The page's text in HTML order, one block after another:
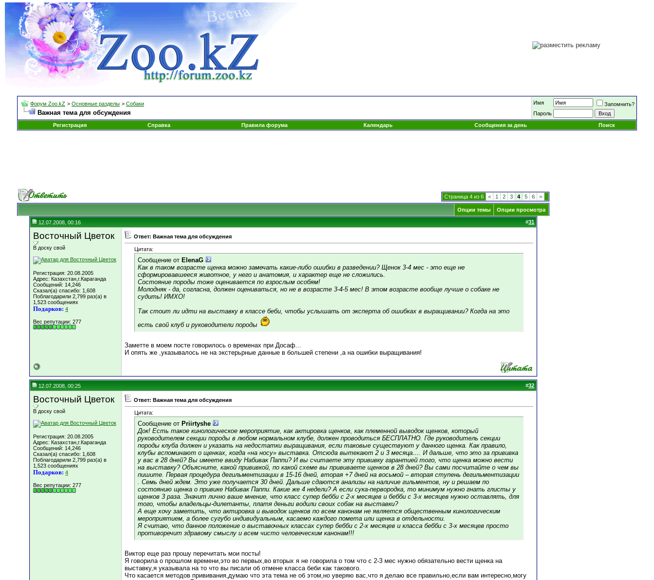
Форум Zoo.kZ > Основные разделы > Собаки
Важная тема для обсуждения
Имя
Запомнить?
Пароль
Регистрация
Справка Правила форума Календарь Сообщения за день Поиск
Страница 4 из 6 < 1 2 3 4 5 6 >
Опции темы Опции просмотра
12.07.2008, 00:16 #31
Восточный Цветок
В доску свой
Регистрация: 20.08.2005
Адрес: Казахстан,г.Караганда
Сообщений: 14,246
Сказал(а) спасибо: 1,608
Поблагодарили 2,799 раз(а) в
1,523 сообщениях
Подарков: 4
Вес репутации: 277
Ответ: Важная тема для обсуждения
Цитата:
Сообщение от ElenaG
Как в таком возрасте щенка можно замечать какие-либо ошибки в разведении? Щенок 3-4 мес - это еще не
сформировавшееся животное, у него и анатомия, и характер еще не сложились.
Состояние породы тоже оценивается по взрослым особям!
Молодняк - да, согласна, должен оцениваться, но не в возрасте 3-4-5 мес! В этом возрасте вообще лучше о собаке не
судить! ИМХО!
Так стоит ли идти на выставку в классе беби, чтобы услышать от эксперта об ошибках в выращивании? Когда на это
есть свой клуб и руководители породы
Заметте в моем посте говорилось о временах при Досаф...
И опять же ,указывалось не на экстерьрные данные в большей степени ,а на ошибки выращивания!
12.07.2008, 00:25 #32
Восточный Цветок
В доску свой
Регистрация: 20.08.2005
Адрес: Казахстан,г.Караганда
Сообщений: 14,246
Сказал(а) спасибо: 1,608
Поблагодарили 2,799 раз(а) в
1,523 сообщениях
Подарков: 4
Вес репутации: 277
Ответ: Важная тема для обсуждения
Цитата:
Сообщение от Priirtyshe
Док! Есть такое кинологическое мероприятие, как актировка щенков, как племенной выводок щенков, который
руководителем секции породы в любом нормальном клубе, должен проводиться БЕСПЛАТНО. Где руководитель секции
породы клуба должен и указать на недостатки выращивания, если таковые существуют у данного щенка. Как правило,
клубы вспоминают о щенках, когда «на носу» выставка. Отсюда вытекают 2 и 3 месяца…. И дальше, что это за прививка
у вас в 28 дней? Вы имеете ввиду Набивак Паппи? И вы считаете эту прививку гарантией того, что щенка можно вести
на выставку? Объясните, какой прививкой, по какой схеме вы прививаете щенков в 28 дней? Вы сами посчитайте о чем вы
пишите. Первая процедура дегильментизации в 15-16 дней, вторая +7 дней на восьмой – вторая ступень дегильментизации
. Семь дней ждем. Это уже получается 30 дней. Дальше сдаются анализы на наличие гильментов, ну и решаем по
состоянию щенка о привике Набивак Паппи. Какие же 4 недели? А если сука-первородка, то минимум нужно гнать глисты у
щенков 3 раза. Значит лично ваше мнение, что класс супер бебби с 2-х месяцев и бебби с 3-х месяцев нужно оставлять, для
того, чтобы владельцы-дилетанты, платя деньги водили своих собак на выставки?
А еще хочу заметить, что актировка и выводок щенков по всем канонам не является общественным кинологическим
мероприятием, а более сугубо индивидуальным, касаемо каждого помета или щенка в отдельности.
Я считаю, что данное положение о выставочных классах супер бебби с 2-х месяцев и класса бебби с 3-х месяцев просто
противоречит здравому смыслу и всем чисто человеческим канонам!!!
Виктор еще раз прошу перечитать мои посты!
Я говорила о прошлом времени,это во первых,во вторых я не говорила о том что с 2-3 мес нужно обязательно вести щенка на
выставку,я указывала на то что вы писали об отмене класса беби как такового.
Что касается методов прививания,думаю что эта тема не об этом,но уверяю вас,что я делаю все правильно,если вам интересно,могу